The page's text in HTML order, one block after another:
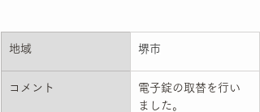
地域 堺市
コメント
電子錠の取替を行い
ました。